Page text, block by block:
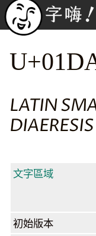
LATIN
文字區域
初始版本